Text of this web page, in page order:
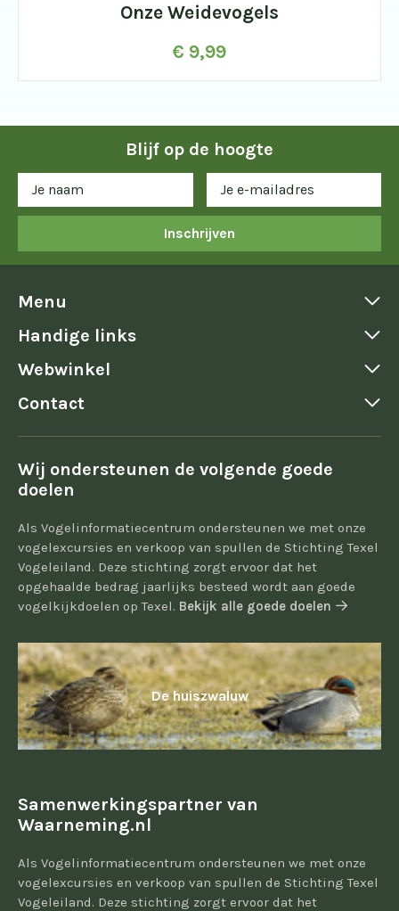
Onze Weidevogels
€ 9,99
Blijf op de hoogte
Inschrijven
Menu
Handige links
Webwinkel
Contact
Wij ondersteunen de volgende goede
doelen
Als Vogelinformatiecentrum ondersteunen we met onze
vogelexcursies en verkoop van spullen de Stichting Texel
Vogeleiland. Deze stichting zorgt ervoor dat het
opgehaalde bedrag jaarlijks besteed wordt aan goede
vogelkijkdoelen op Texel. Bekijk alle goede doelen
De huiszwaluw
Samenwerkingspartner van
Waarneming.nl
Als Vogelinformatiecentrum ondersteunen we met onze
vogelexcursies en verkoop van spullen de Stichting Texel
Vogeleiland. Deze stichting zorgt ervoor dat het